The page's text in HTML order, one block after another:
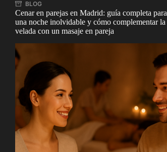
BLOG
Cenar en parejas en Madrid: guía completa para
una noche inolvidable y cómo complementar la
velada con un masaje en pareja